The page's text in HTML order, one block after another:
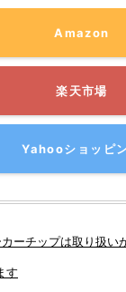
Amazon
楽天市場
Yahooショッピ
ーチップは取り扱い
す